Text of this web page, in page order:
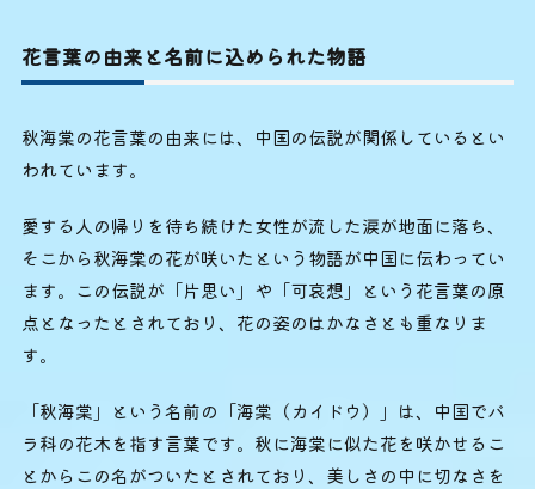
花言葉の由来と名前に込められた物語
秋海棠の花言葉の由来には、中国の伝説が関係しているとい
われています。
愛する人の帰りを待ち続けた女性が流した涙が地面に落ち、
そこから秋海棠の花が咲いたという物語が中国に伝わってい
ます。この伝説が「片思い」や「可哀想」という花言葉の原
点となったとされており、花の姿のはかなさとも重なりま
す。
「秋海棠」という名前の「海棠（カイドウ）」は、中国でバ
ラ科の花木を指す言葉です。秋に海棠に似た花を咲かせるこ
とからこの名がついたとされており、美しさの中に切なさを